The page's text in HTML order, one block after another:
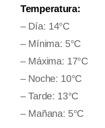
Temperatura:
– Día: 14°C
– Mínima: 5°C
– Máxima: 17°C
– Noche: 10°C
– Tarde: 13°C
– Mañana: 5°C